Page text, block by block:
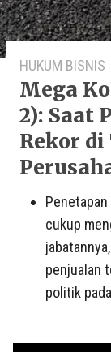
HUKUM BISNIS
Mega
2): Saat
Rekor
cukup
penjualan
politik